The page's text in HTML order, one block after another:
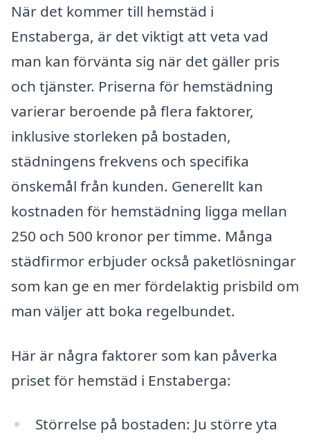
När det kommer till hemstäd i
Enstaberga, är det viktigt att veta vad
man kan förvänta sig när det gäller pris
och tjänster. Priserna för hemstädning
varierar beroende på flera faktorer,
inklusive storleken på bostaden,
städningens frekvens och specifika
önskemål från kunden. Generellt kan
kostnaden för hemstädning ligga mellan
250 och 500 kronor per timme. Många
städfirmor erbjuder också paketlösningar
som kan ge en mer fördelaktig prisbild om
man väljer att boka regelbundet.
Här är några faktorer som kan påverka
priset för hemstäd i Enstaberga:
Störrelse på bostaden: Ju större yta